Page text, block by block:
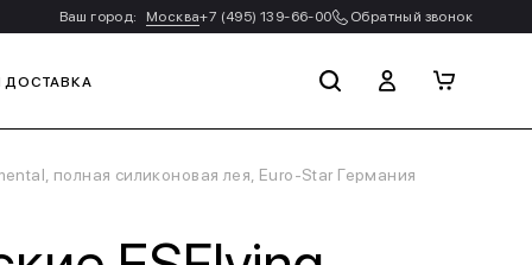
Ваш город: Москва+7 (495) 139-66-00 Обратный звонок
ДОСТАВКА
полная силиконовая лея, Euro-Star Германия